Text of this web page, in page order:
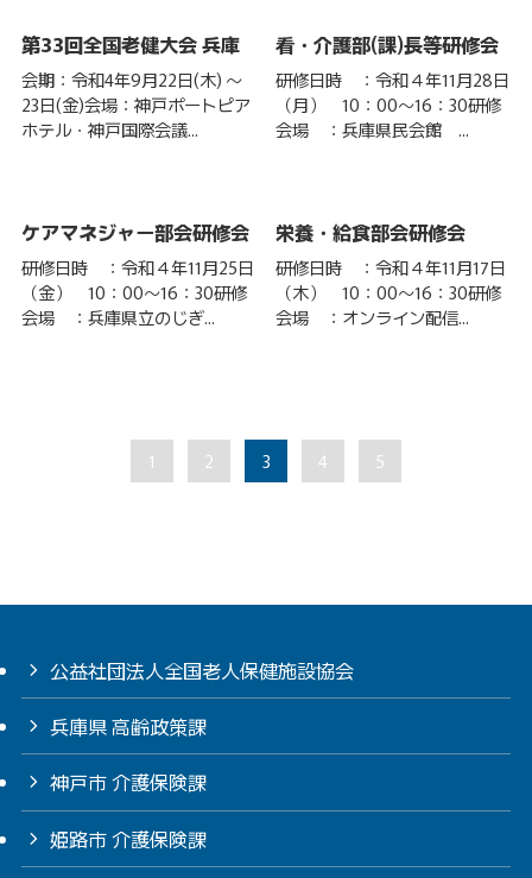
第33回全国老健大会 兵庫
会期：令和4年9月22日(木) ～
23日(金)会場：神戸ポートピア
ホテル・神戸国際会議...
看・介護部(課)長等研修会
研修日時 ：令和４年11月28日
（月） 10：00～16：30研修
会場 ：兵庫県民会館 ...
ケアマネジャー部会研修会
研修日時 ：令和４年11月25日
（金） 10：00～16：30研修
会場 ：兵庫県立のじぎ...
栄養・給食部会研修会
研修日時 ：令和４年11月17日
（木） 10：00～16：30研修
会場 ：オンライン配信...
1 2 3 4 5
公益社団法人全国老人保健施設協会
兵庫県 高齢政策課
神戸市 介護保険課
姫路市 介護保険課